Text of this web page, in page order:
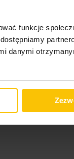
funkcje
danymi